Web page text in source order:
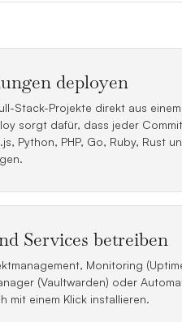
deployen
Stack-Projekte direkt aus
sorgt dafür, dass jeder
Python, PHP, Go, Ruby, Rust
Services betreiben
Monitoring
(Vaultwarden) oder
mit einem Klick installieren.